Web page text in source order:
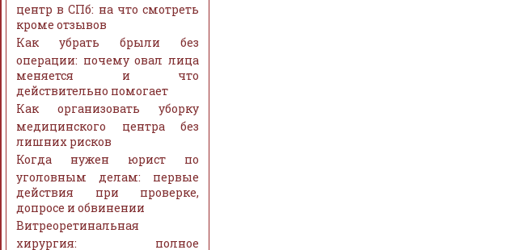
центр в СПб: на что смотреть
кроме отзывов
Как убрать брыли без
операции: почему овал лица
меняется и что
действительно помогает
Как организовать уборку
медицинского центра без
лишних рисков
Когда нужен юрист по
уголовным делам: первые
действия при проверке,
допросе и обвинении
Витреоретинальная
хирургия: полное